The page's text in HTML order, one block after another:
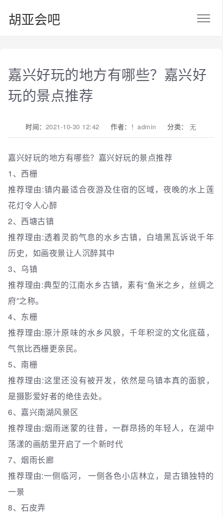
胡亚会吧
嘉兴好玩的地方有哪些？嘉兴好
玩的景点推荐
时间： 2021-10-30 12:42作者： ！admin 分类： 无
嘉兴好玩的地方有哪些？嘉兴好玩的景点推荐
1、西栅
推荐理由:镇内最适合夜游及住宿的区域，夜晚的水上莲
花灯令人心醉
2、西塘古镇
推荐理由:透着灵韵气息的水乡古镇，白墙黑瓦诉说千年
历史，如画夜景让人沉醉其中
3、乌镇
推荐理由:典型的江南水乡古镇，素有“鱼米之乡，丝绸之
府”之称。
4、东栅
推荐理由:原汁原味的水乡风貌，千年积淀的文化底蕴，
气氛比西栅更亲民。
5、南栅
推荐理由:这里还没有被开发，依然是乌镇本真的面貌，
是摄影爱好者的绝佳去处。
6、嘉兴南湖风景区
推荐理由:烟雨迷蒙的往昔，一群昂扬的年轻人，在湖中
荡漾的画舫里开启了一个新时代
7、烟雨长廊
推荐理由:一侧临河， 一侧各色小店林立，是古镇独特的
一景
8、石皮弄